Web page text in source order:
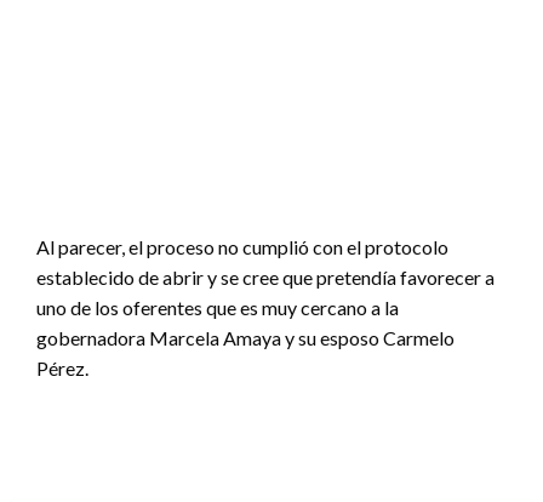
Al parecer, el proceso no cumplió con el protocolo
establecido de abrir y se cree que pretendía favorecer a
uno de los oferentes que es muy cercano a la
gobernadora Marcela Amaya y su esposo Carmelo
Pérez.